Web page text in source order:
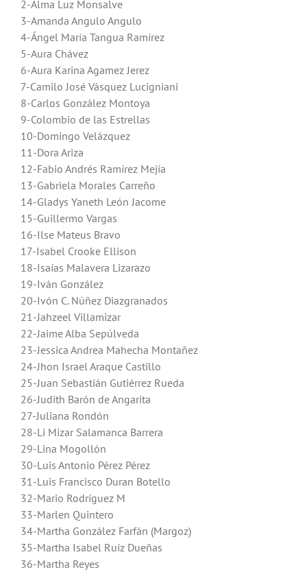
2-Alma Luz Monsalve
3-Amanda Angulo Angulo
4-Ángel María Tangua Ramírez
5-Aura Chávez
6-Aura Karina Agamez Jerez
7-Camilo José Vásquez Lucigniani
8-Carlos González Montoya
9-Colombio de las Estrellas
10-Domingo Velázquez
11-Dora Ariza
12-Fabio Andrés Ramírez Mejía
13-Gabriela Morales Carreño
14-Gladys Yaneth León Jacome
15-Guillermo Vargas
16-Ilse Mateus Bravo
17-Isabel Crooke Ellison
18-Isaías Malavera Lizarazo
19-Iván González
20-Ivón C. Núñez Diazgranados
21-Jahzeel Villamizar
22-Jaime Alba Sepúlveda
23-Jessica Andrea Mahecha Montañez
24-Jhon Israel Araque Castillo
25-Juan Sebastián Gutiérrez Rueda
26-Judith Barón de Angarita
27-Juliana Rondón
28-Li Mizar Salamanca Barrera
29-Lina Mogollón
30-Luis Antonio Pérez Pérez
31-Luis Francisco Duran Botello
32-Mario Rodríguez M
33-Marlen Quintero
34-Martha González Farfán (Margoz)
35-Martha Isabel Ruíz Dueñas
36-Martha Reyes